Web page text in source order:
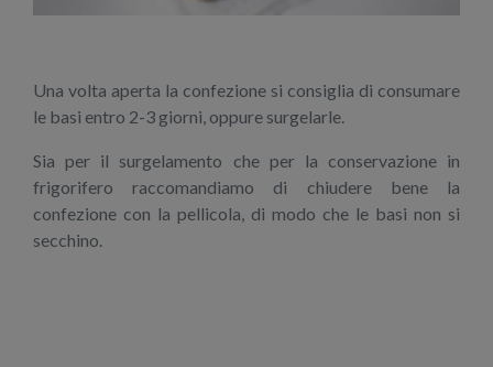
Una volta aperta la confezione si consiglia di consumare
le basi entro 2-3 giorni, oppure surgelarle.
Sia per il surgelamento che per la conservazione in
frigorifero raccomandiamo di chiudere bene la
confezione con la pellicola, di modo che le basi non si
secchino.